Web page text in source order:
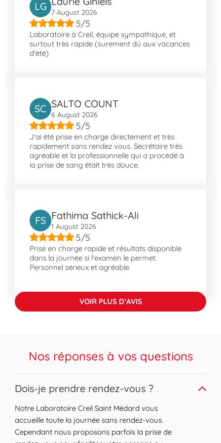
équipe de techniciens de laboratoire et
biologistes qualifiés, assurant la
confidentialité et la sécurité des résultats
obtenus grâce à notre équipement de
pointe.
sont disponibles : arrêts Berthe Fouchère, 8
Mai, Michelet pour les lignes A, B, D, et EXAL
vous facilitent l'accès à notre laboratoire
situé rue de la République. Les arrêts Bas
des Tufs et Léon Blum sont également
desservis par ces lignes, permettant une
accessibilité optimale. Nous sommes situés
votre venue pour toute visite planifiée ou
spontanée.
Notre laboratoire est également accessible
en voiture.
À propos de Creil
de la Communauté d'Agglomération Creil
Sud Oise. Elle offre une vie citadine équilibrée
visiteurs, Creil propose diverses commodités
sportifs. Les quartiers de Vaux et Le Plessis
Pommeraye contribuent à faire de Creil un
lieu de résidence pratique, offrant un accès
facile aux services essentiels et de loisirs tout
en restant bien relié aux autres zones
LG 7 August 2026
5/5
Laboratoire à Creil, équipe sympathique, et
surtout très rapide (surement dû aux vacances
d'été)
SC SALTO COUNT
6 August 2026
5/5
J’ai été prise en charge directement et très
rapidement sans rendez vous. Secrétaire très
agréable et la professionnelle qui a procédé à
la prise de sang était très douce.
FS Fathima Sathick-Ali
1 August 2026
5/5
Prise en charge rapide et résultats disponible
dans la journée si l’examen le permet.
Personnel sérieux et agréable.
VOIR PLUS D’AVIS
Nos réponses à vos questions
Dois-je prendre rendez-vous ?
Expand or collapse answer
Notre Laboratoire Creil Saint Médard vous
accueille toute la journée sans rendez-vous.
Cependant nous proposons parfois la prise de